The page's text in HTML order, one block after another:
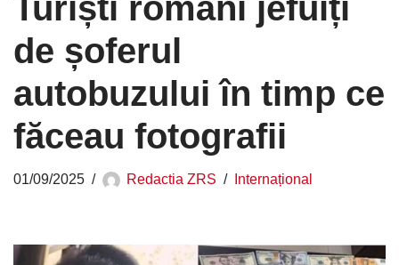
Turiști români jefuiți
de șoferul
autobuzului în timp ce
făceau fotografii
01/09/2025 Redactia ZRS Internațional